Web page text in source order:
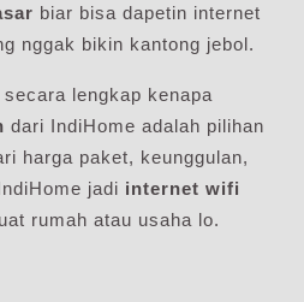
biar bisa dapetin internet
nggak bikin kantong jebol.
lengkap kenapa
dari IndiHome adalah pilihan
harga paket, keunggulan,
jadi internet wifi
rumah atau usaha lo.